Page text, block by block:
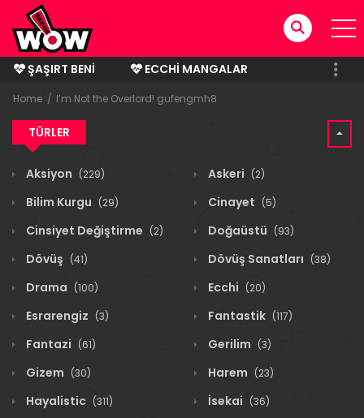
ŞAŞIRT BENI
ECCHI MANGALAR
BITMIŞ MANGALAR
Home I’m Not the Overlord! gufengmh8
TÜRLER
Aksiyon (229) Askeri (2)
Bilim Kurgu (29) Cinayet (5)
Cinsiyet Değiştirme (2) Doğaüstü (93)
Dövüş (41) Dövüş Sanatları (38)
Drama (100) Ecchi (20)
Esrarengiz (3) Fantastik (117)
Fantazi (61) Gerilim (3)
Gizem (30) Harem (23)
Hayalistic (311) İsekai (36)